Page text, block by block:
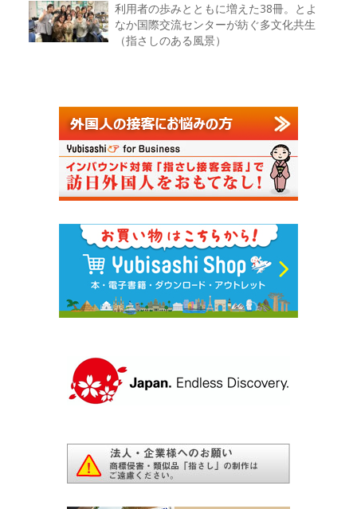
利用者の歩みとともに増えた38冊。とよ
なか国際交流センターが紡ぐ多文化共生
（指さしのある風景）